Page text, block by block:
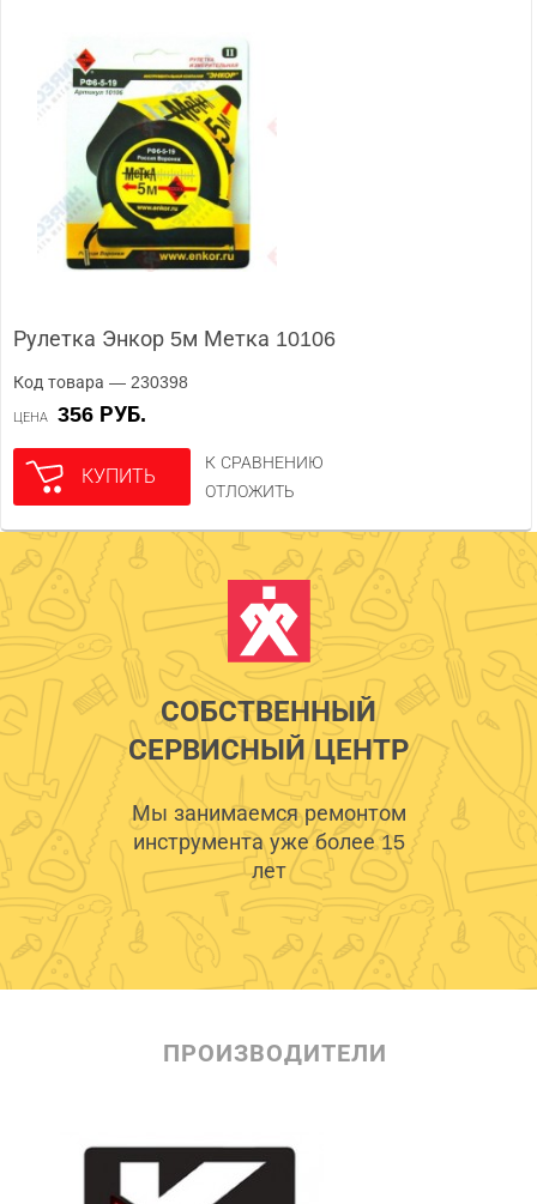
Рулетка Энкор 5м Метка 10106
Код товара — 230398
ЦЕНА 356 РУБ.
КУПИТЬ
К СРАВНЕНИЮ
ОТЛОЖИТЬ
СОБСТВЕННЫЙ
СЕРВИСНЫЙ ЦЕНТР
Мы занимаемся ремонтом
инструмента уже более 15
лет
ПРОИЗВОДИТЕЛИ